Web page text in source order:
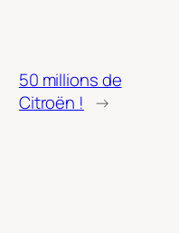
50 millions de
Citroën ! →